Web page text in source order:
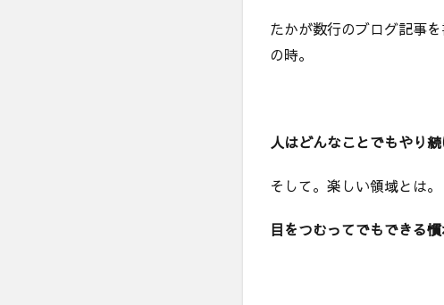
たかが数行のブログ記事
の時。
人はどんなことでもやり続
そして。楽しい領域とは。
目をつむってでもできる